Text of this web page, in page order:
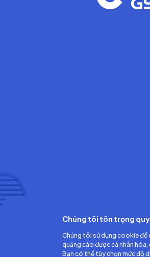
Công ty TNHH Ắc quy GS
Chúng tôi tôn trọng
Chúng tôi sử dụng cookie để
quảng cáo được cá nhân
Bạn có thể tùy chọn mức độ